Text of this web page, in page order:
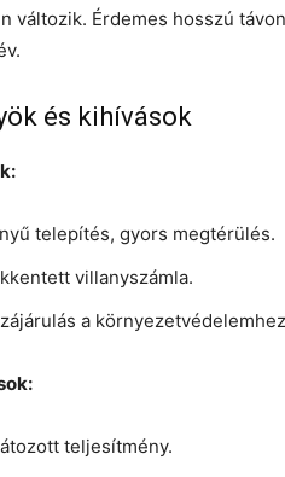
változik. Érdemes hosszú
és kihívások
telepítés, gyors megtérülés.
villanyszámla.
a
teljesítmény.